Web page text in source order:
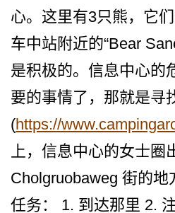
心。­这里有3只熊，它
车中站附近的“Be­ar
是积极的。信息中心的
要的事情了，那­就是寻
(https://
上，信息中心的女­士圈
Cholgruobaweg 街的地
任务： 1. 到达那里 2.